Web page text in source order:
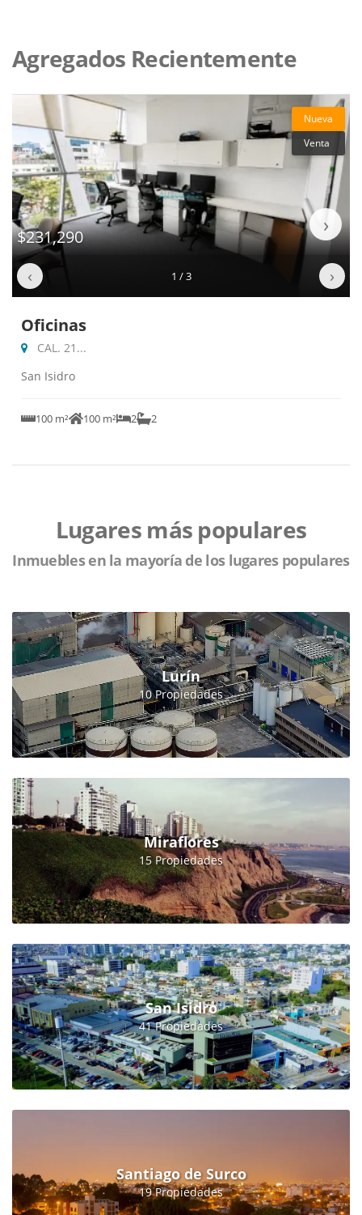
Agregados Recientemente
Nueva
Venta
$231,290
‹
1 / 3 ›
Oficinas
CAL. 21...
San Isidro
100 m² 100 m² 2 2
‹ ›
Lugares más populares
Inmuebles en la mayoría de los lugares populares
Lurín
10 Propiedades
Miraflores
15 Propiedades
San Isidro
41 Propiedades
Santiago de Surco
19 Propiedades